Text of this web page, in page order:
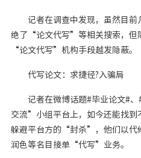
记者在调查中发现，虽然目前
绝了“论文代写”等相关搜索，但
“论文代写”机构手段越发隐蔽。
代写论文：求捷径?入骗局
记者在微博话题#毕业论文#、
交流”小组平台上，如今还能找到
躲避平台方的“封杀”，他们以代
润色等名目接单“代写”业务。